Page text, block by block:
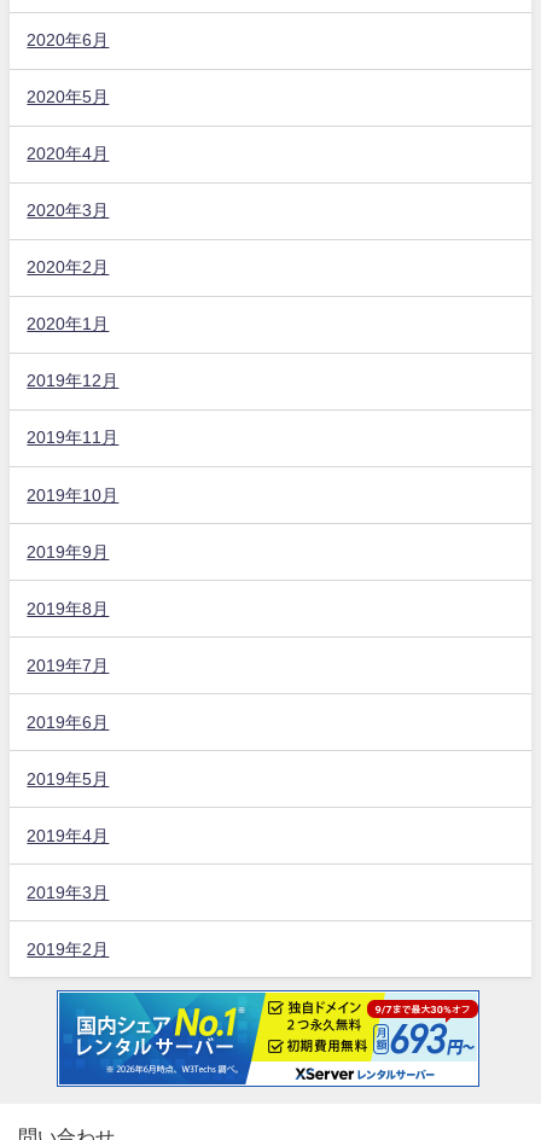
2020年6月
2020年5月
2020年4月
2020年3月
2020年2月
2020年1月
2019年12月
2019年11月
2019年10月
2019年9月
2019年8月
2019年7月
2019年6月
2019年5月
2019年4月
2019年3月
2019年2月